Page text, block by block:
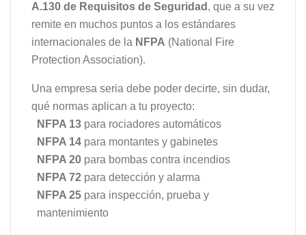
A.130 de Requisitos de Seguridad , que a su vez
remite en muchos puntos a los estándares
internacionales de la NFPA (National Fire
Protection Association).
Una empresa seria debe poder decirte, sin dudar,
qué normas aplican a tu proyecto:
NFPA 13 para rociadores automáticos
NFPA 14 para montantes y gabinetes
NFPA 20 para bombas contra incendios
NFPA 72 para detección y alarma
NFPA 25 para inspección, prueba y
mantenimiento